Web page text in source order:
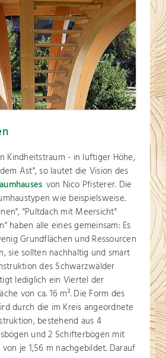
Kindheitstraum - in luftiger Höhe,
Ast", so lautet die Vision des
von Nico Pfisterer. Die
wie beispielsweise.
"Pultdach mit Meersicht"
haben alle eines gemeinsam: Es
Grundflächen und Ressourcen
sie sollten nachhaltig und smart
des Schwarzwälder
lediglich ein Viertel der
von ca. 16 m2. Die Form des
durch die im Kreis angeordnete
bestehend aus 4
und 2 Schifterbögen mit
je 1,56 m nachgebildet. Darauf